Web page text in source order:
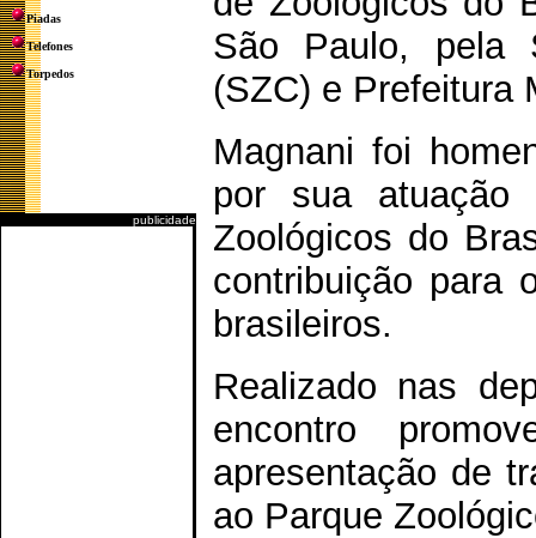
Piadas
Telefones
Torpedos
publicidade
São Paulo, pela
(SZC) e Prefeitura
Magnani foi
por sua atuação
Zoológicos do
contribuição para
brasileiros.
Realizado nas
encontro
apresentação de
ao Parque